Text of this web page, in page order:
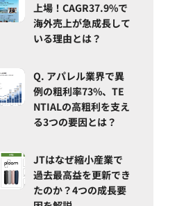
上場！CAGR37.9%で
海外売上が急成長して
いる理由とは？
Q. アパレル業界で異
例の粗利率73%、TE
NTIALの高粗利を支え
る3つの要因とは？
JTはなぜ縮小産業で
過去最高益を更新でき
たのか？4つの成長要